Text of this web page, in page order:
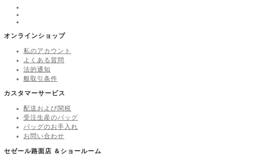
オンラインショップ
私のアカウント
よくある質問
法的通知
般取引条件
カスタマーサービス
配送および関税
受注生産のバッグ
バッグのお手入れ
お問い合わせ
セゼール路面店 ＆ショールーム